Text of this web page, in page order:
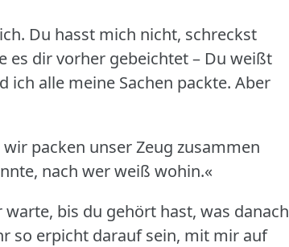
Du hasst mich nicht, schreckst
es dir vorher gebeichtet – Du weißt
ich alle meine Sachen packte. Aber
wir packen unser Zeug zusammen
nach wer weiß wohin.«
warte, bis du gehört hast, was danach
so erpicht darauf sein, mit mir auf